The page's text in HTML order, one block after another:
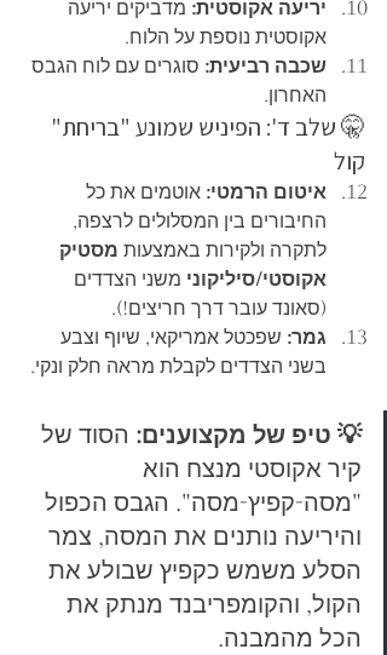
יריעה אקוסטית: מדביקים יריעה
אקוסטית נוספת על הלוח.
שכבה רביעית: סוגרים עם לוח הגבס
האחרון.
🤫 שלב ד': הפיניש שמונע "בריחת"
קול
איטום הרמטי: אוטמים את כל
החיבורים בין המסלולים לרצפה,
לתקרה ולקירות באמצעות מסטיק
אקוסטי/סיליקוני משני הצדדים
(סאונד עובר דרך חריצים!).
גמר: שפכטל אמריקאי, שיוף וצבע
בשני הצדדים לקבלת מראה חלק ונקי.
💡 טיפ של מקצוענים: הסוד של
קיר אקוסטי מנצח הוא
"מסה-קפיץ-מסה". הגבס הכפול
והיריעה נותנים את המסה, צמר
הסלע משמש כקפיץ שבולע את
הקול, והקומפריבנד מנתק את
הכל מהמבנה.